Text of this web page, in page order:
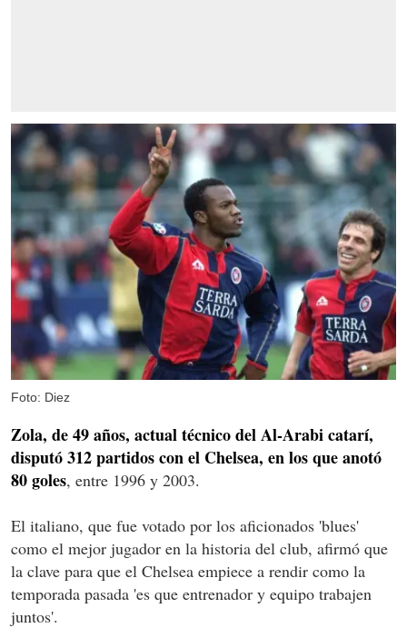
Foto: Diez
Zola, de 49 años, actual técnico del Al-Arabi catarí,
disputó 312 partidos con el Chelsea, en los que anotó
80 goles, entre 1996 y 2003.
El italiano, que fue votado por los aficionados 'blues'
como el mejor jugador en la historia del club, afirmó que
la clave para que el Chelsea empiece a rendir como la
temporada pasada 'es que entrenador y equipo trabajen
juntos'.